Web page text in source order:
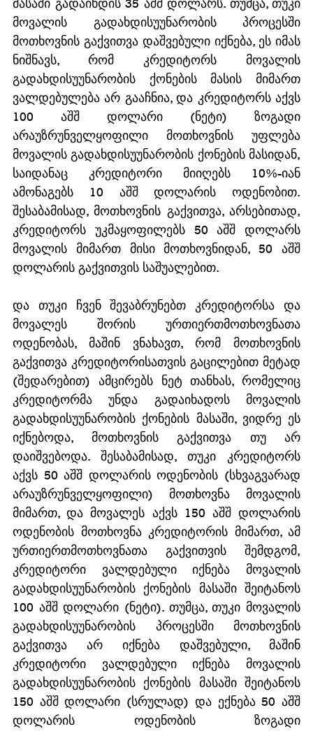
მასაში გადაიხდის 35 აშშ დოლარს. თუმცა, თუკი
მოვალის გადახდისუუნარობის პროცესში
მოთხოვნის გაქვითვა დაშვებული იქნება, ეს იმას
ნიშნავს, რომ კრედიტორს მოვალის
გადახდისუუნარობის ქონების მასის მიმართ
ვალდებულება არ გააჩნია, და კრედიტორს აქვს
100 აშშ დოლარი (ნეტი) ზოგადი
არაუზრუნველყოფილი მოთხოვნის უფლება
მოვალის გადახდისუუნარობის ქონების მასიდან,
საიდანაც კრედიტორი მიიღებს 10%-იან
ამონაგებს 10 აშშ დოლარის ოდენობით.
შესაბამისად, მოთხოვნის გაქვითვა, არსებითად,
კრედიტორს უკმაყოფილებს 50 აშშ დოლარს
მოვალის მიმართ მისი მოთხოვნიდან, 50 აშშ
დოლარის გაქვითვის საშუალებით.
და თუკი ჩვენ შევაბრუნებთ კრედიტორსა და
მოვალეს შორის ურთიერთმოთხოვნათა
ოდენობას, მაშინ ვნახავთ, რომ მოთხოვნის
გაქვითვა კრედიტორისათვის გაცილებით მეტად
(შედარებით) ამცირებს ნეტ თანხას, რომელიც
კრედიტორმა უნდა გადაიხადოს მოვალის
გადახდისუუნარობის ქონების მასაში, ვიდრე ეს
იქნებოდა, მოთხოვნის გაქვითვა თუ არ
დაიშვებოდა. შესაბამისად, თუკი კრედიტორს
აქვს 50 აშშ დოლარის ოდენობის (სხვაგვარად
არაუზრუნველყოფილი) მოთხოვნა მოვალის
მიმართ, და მოვალეს აქვს 150 აშშ დოლარის
ოდენობის მოთხოვნა კრედიტორის მიმართ, ამ
ურთიერთმოთხოვნათა გაქვითვის შემდგომ,
კრედიტორი ვალდებული იქნება მოვალის
გადახდისუუნარობის ქონების მასაში შეიტანოს
100 აშშ დოლარი (ნეტი). თუმცა, თუკი მოვალის
გადახდისუუნარობის პროცესში მოთხოვნის
გაქვითვა არ იქნება დაშვებული, მაშინ
კრედიტორი ვალდებული იქნება მოვალის
გადახდისუუნარობის ქონების მასაში შეიტანოს
150 აშშ დოლარი (სრულად) და ექნება 50 აშშ
დოლარის ოდენობის ზოგადი